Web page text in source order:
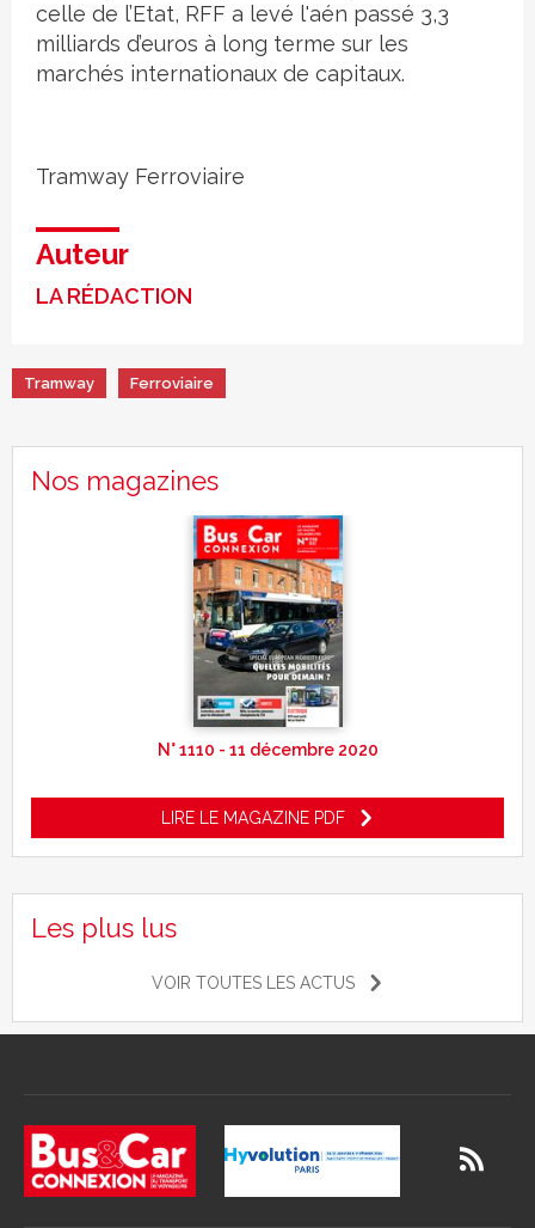
celle de l’Etat, RFF a levé l'aén passé 3,3
milliards d’euros à long terme sur les
marchés internationaux de capitaux.
Tramway Ferroviaire
Auteur
LA RÉDACTION
Tramway Ferroviaire
Nos magazines
N° 1110 - 11 décembre 2020
LIRE LE MAGAZINE PDF
Les plus lus
VOIR TOUTES LES ACTUS